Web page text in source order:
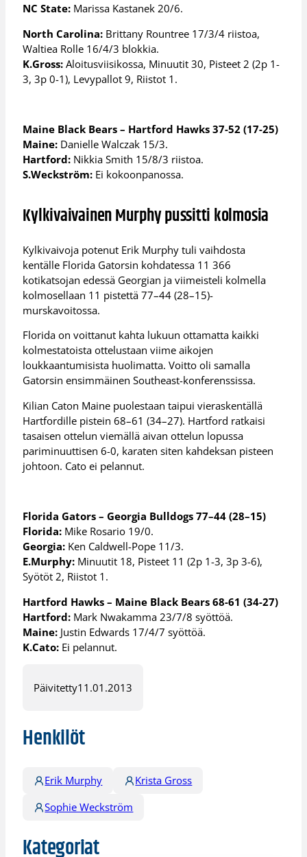
NC State: Marissa Kastanek 20/6.
North Carolina: Brittany Rountree 17/3/4 riistoa,
Waltiea Rolle 16/4/3 blokkia.
K.Gross: Aloitusviisikossa, Minuutit 30, Pisteet 2 (2p 1-
3, 3p 0-1), Levypallot 9, Riistot 1.
Maine Black Bears – Hartford Hawks 37-52 (17-25)
Maine: Danielle Walczak 15/3.
Hartford: Nikkia Smith 15/8/3 riistoa.
S.Weckström: Ei kokoonpanossa.
Kylkivaivainen Murphy pussitti kolmosia
Kylkivaivoja potenut Erik Murphy tuli vaihdosta
kentälle Florida Gatorsin kohdatessa 11 366
kotikatsojan edessä Georgian ja viimeisteli kolmella
kolmosellaan 11 pistettä 77–44 (28–15)-
murskavoitossa.
Florida on voittanut kahta lukuun ottamatta kaikki
kolmestatoista ottelustaan viime aikojen
loukkaantumisista huolimatta. Voitto oli samalla
Gatorsin ensimmäinen Southeast-konferenssissa.
Kilian Caton Maine puolestaan taipui vieraskentällä
Hartfordille pistein 68–61 (34–27). Hartford ratkaisi
tasaisen ottelun viemällä aivan ottelun lopussa
pariminuuttisen 6-0, karaten siten kahdeksan pisteen
johtoon. Cato ei pelannut.
Florida Gators – Georgia Bulldogs 77–44 (28–15)
Florida: Mike Rosario 19/0.
Georgia: Ken Caldwell-Pope 11/3.
E.Murphy: Minuutit 18, Pisteet 11 (2p 1-3, 3p 3-6),
Syötöt 2, Riistot 1.
Hartford Hawks – Maine Black Bears 68-61 (34-27)
Hartford: Mark Nwakamma 23/7/8 syöttöä.
Maine: Justin Edwards 17/4/7 syöttöä.
K.Cato: Ei pelannut.
Päivitetty11.01.2013
Henkilöt
Erik Murphy
Krista Gross
Sophie Weckström
Kategoriat